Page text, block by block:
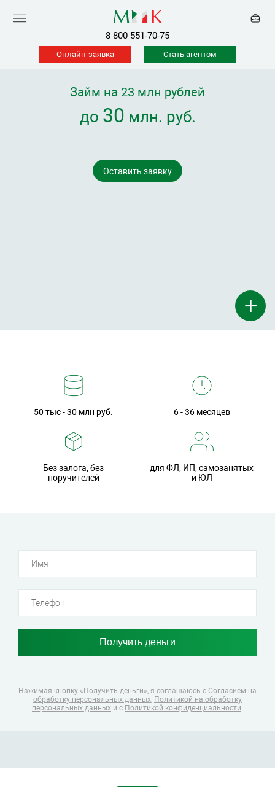
8 800 551-70-75
Онлайн-заявка Стать агентом
+
Оставить заявку
Займ на 23 млн рублей
до 30 млн. руб.
50 тыс - 30 млн руб. 6 - 36 месяцев
Без залога, без
поручителей
для ФЛ, ИП, самозанятых
и ЮЛ
Нажимая кнопку «Получить деньги», я соглашаюсь с Согласием на
обработку персональных данных, Политикой на обработку
персональных данных и с Политикой конфиденциальности.